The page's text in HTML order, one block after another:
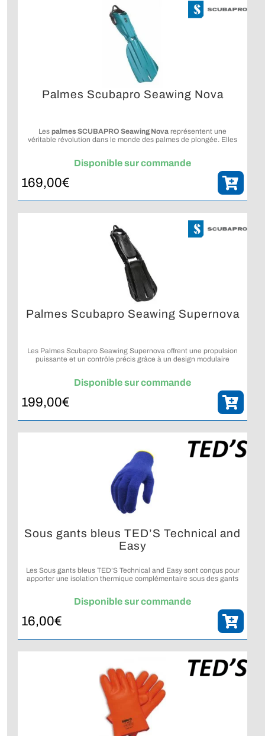
Palmes Scubapro Seawing Nova
Les palmes SCUBAPRO Seawing Nova représentent une
véritable révolution dans le monde des palmes de plongée. Elles
, offrant un équilibre unique entre puissance, confort et
Disponible sur commande
169,00€
Palmes Scubapro Seawing Supernova
Les Palmes Scubapro Seawing Supernova offrent une propulsion
puissante et un contrôle précis grâce à un design modulaire
Disponible sur commande
199,00€
Sous gants bleus TED’S Technical and
Easy
Les Sous gants bleus TED’S Technical and Easy sont conçus pour
apporter une isolation thermique complémentaire sous des gants
Disponible sur commande
16,00€